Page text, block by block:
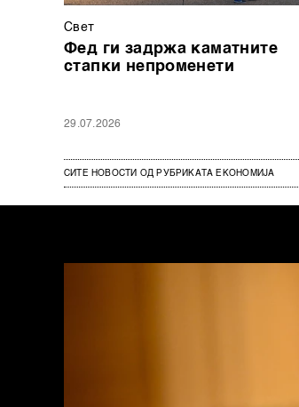
Свет
Фед ги задржа каматните
стапки непроменети
29.07.2026
СИТЕ НОВОСТИ ОД РУБРИКАТА ЕКОНОМИЈА